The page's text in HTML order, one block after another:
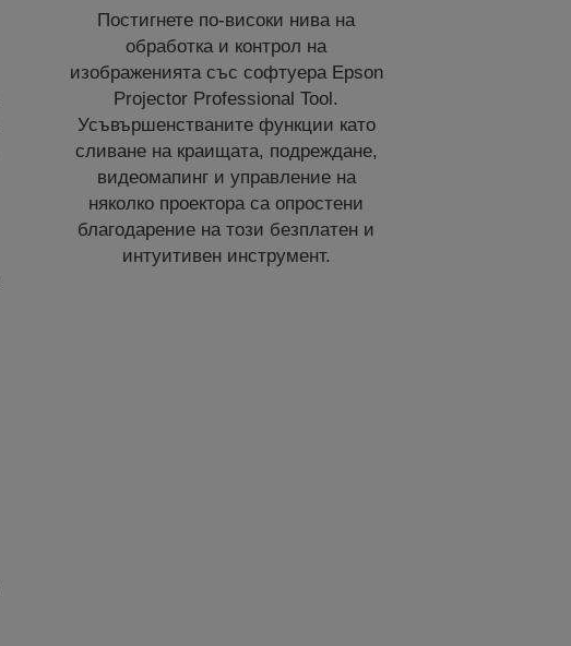
Постигнете по-високи нива на
обработка и контрол на
изображенията със софтуера Epson
Projector Professional Tool.
Усъвършенстваните функции като
сливане на краищата, подреждане,
видеомапинг и управление на
няколко проектора са опростени
благодарение на този безплатен и
интуитивен инструмент.